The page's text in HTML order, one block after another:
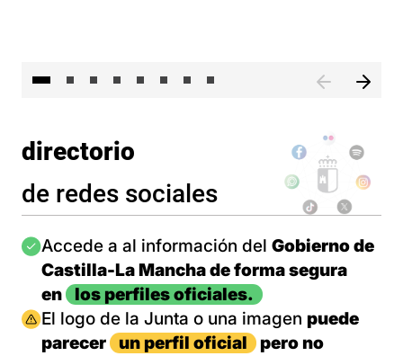
directorio
de redes sociales
Imagen
Accede a al información del Gobierno de
Castilla-La Mancha de forma segura
en
los perfiles oficiales.
Imagen
El logo de la Junta o una imagen puede
parecer
un perfil oficial
pero no